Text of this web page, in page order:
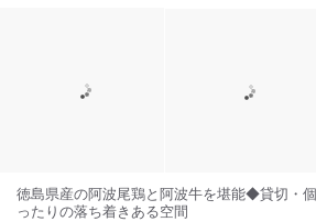
徳島県産の阿波尾鶏と阿波牛を堪能◆貸切・
ったりの落ち着きある空間